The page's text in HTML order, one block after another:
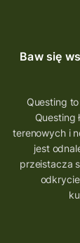
Quest
co
Baw się
Questing
Questing
terenowych i
jest
przeistacza